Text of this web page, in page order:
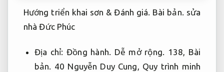
Hướng triển khai sơn &Đánh giá. Bài bản. sửa
nhà Đức Phúc
Địa chỉ:Đồng hành. Dễ mở rộng. 138, Bài
bản. 40 Nguyễn Duy Cung, Quy trình minh